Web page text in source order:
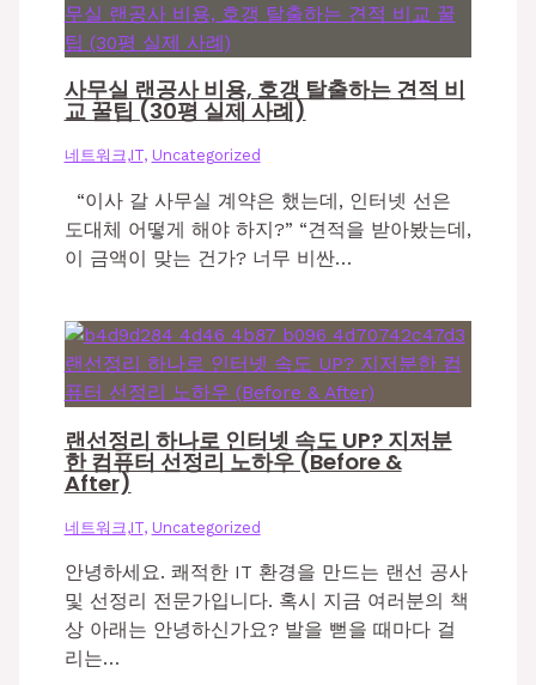
사무실 랜공사 비용, 호갱 탈출하는 견적 비
교 꿀팁 (30평 실제 사례)
네트워크,IT, Uncategorized
“이사 갈 사무실 계약은 했는데, 인터넷 선은
도대체 어떻게 해야 하지?” “견적을 받아봤는데,
이 금액이 맞는 건가? 너무 비싼…
랜선정리 하나로 인터넷 속도 UP? 지저분
한 컴퓨터 선정리 노하우 (Before &
After)
네트워크,IT, Uncategorized
안녕하세요. 쾌적한 IT 환경을 만드는 랜선 공사
및 선정리 전문가입니다. 혹시 지금 여러분의 책
상 아래는 안녕하신가요? 발을 뻗을 때마다 걸
리는…